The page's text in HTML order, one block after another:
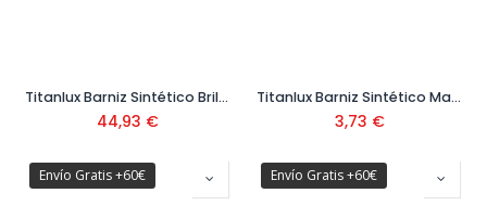
Titanlux Barniz Sintético Brillante Incoloro 4 L
44,93 €
Titanlux Barniz Sintético Mate Incoloro 036 375 ml
3,73 €
Envío Gratis +60€ Envío Gratis +60€